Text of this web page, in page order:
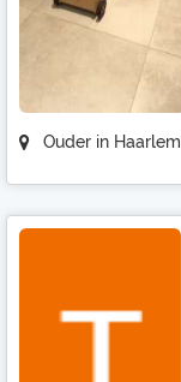
Ouder in Haarlem